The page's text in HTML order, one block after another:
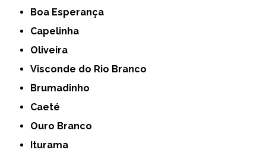
Boa Esperança
Capelinha
Oliveira
Visconde do Rio Branco
Brumadinho
Caeté
Ouro Branco
Iturama